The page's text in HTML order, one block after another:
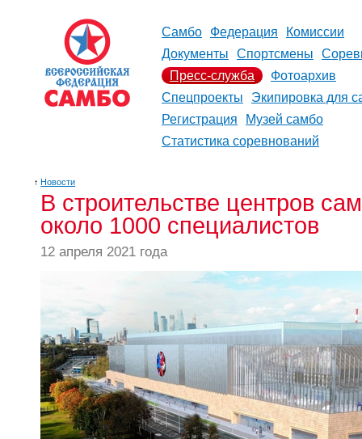
Самбо Федерация
Комиссии
Документы
Спортсмены
Пресс-служба
Фотоархив
Спецпроекты
Экипировка для
Регистрация
Музей самбо
Статистика соревнований
↑ Новости
В строительстве центров
около 1000 специалистов
12 апреля 2021 года